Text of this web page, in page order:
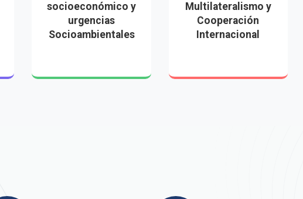
socioeconómico y
urgencias
Socioambientales
Multilateralismo y
Cooperación
Internacional